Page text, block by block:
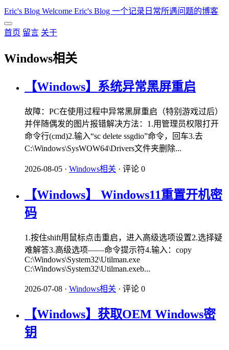
Eric's Blog Welcome Eric's Blog 一个记录日常所遇问题的博客
首页 留言 关于
Windows相关
【Windows】系统异常黑屏重启
故障：PC在使用过程中异常黑屏重启（特别游戏过后）
并伴随偶发的图片报错解决方法：1.用管理员权限打开
命令行(cmd)2.输入“sc delete ssgdio”命令，回车3.去
C:\Windows\SysWOW64\Drivers文件夹删除...
2026-08-05 · Windows相关 · 评论 0
【Windows】 Windows11重置开机密
码
1.按住shift用鼠标点击重启，进入高级选项设置2.选择疑
难解答3.高级选项——命令提示符4.输入：copy
C:\Windows\System32\Utilman.exe
C:\Windows\System32\Utilman.exeb...
2026-07-08 · Windows相关 · 评论 0
【Windows】获取OEM Windows密
钥